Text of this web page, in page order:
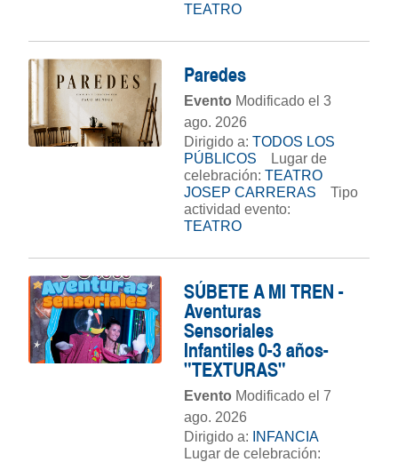
TEATRO
Paredes
Evento Modificado el 3
ago. 2026
Dirigido a: TODOS LOS
PÚBLICOS
Lugar de
celebración: TEATRO
JOSEP CARRERAS
Tipo
actividad evento:
TEATRO
SÚBETE A MI TREN -
Aventuras
Sensoriales
Infantiles 0-3 años-
"TEXTURAS"
Evento Modificado el 7
ago. 2026
Dirigido a:
INFANCIA
Lugar de celebración: